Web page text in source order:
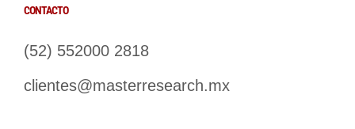
CONTACTO
(52) 552000 2818
clientes@masterresearch.mx